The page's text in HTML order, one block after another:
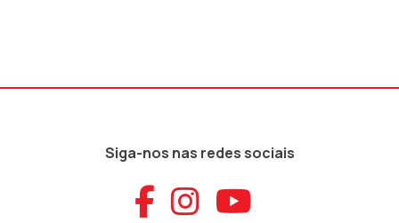
Siga-nos nas redes sociais
Aceder ao
Aceder ao
Aceder